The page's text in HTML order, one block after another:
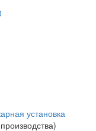
установка